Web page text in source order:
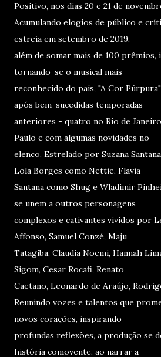
Positivo, nos dias 20 e 21 de
Acumulando elogios de público e
estreia em setembro de 2019,
além de somar mais de 100 prêmios,
tornando-se o musical mais
reconhecido do país, "A Cor
após bem-sucedidas temporadas
anteriores - quatro no Rio de
Paulo e com algumas novidades no
elenco. Estrelado por Suzana
Lola Borges como Nettie, Flavia
Santana como Shug e Wladimir
se unem a outros personagens
complexos e cativantes vividos por
Affonso, Samuel Conzé, Maju
Tatagiba, Claudia Noemi, Hannah
Sigom, Cesar Rocafi, Renato
Caetano, Leonardo de Araújo,
Reunindo vozes e talentos que
novos corações, inspirando
profundas reflexões, a produção se
história comovente, ao narrar a